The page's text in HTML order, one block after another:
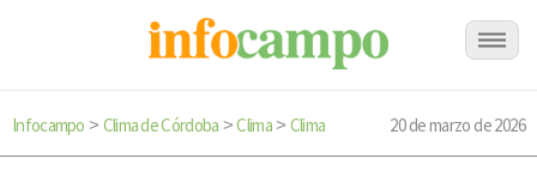
Infocampo > Clima de Córdoba >Clima> Clima 20 de marzo de 2026